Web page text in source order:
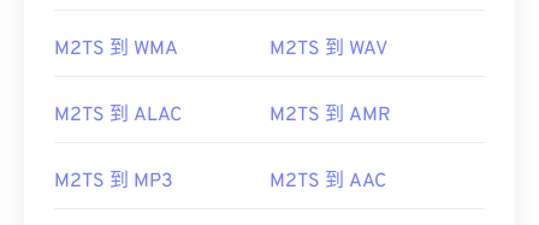
M2TS 到 WMA M2TS 到 WAV
M2TS 到 ALAC M2TS 到 AMR
M2TS 到 MP3 M2TS 到 AAC